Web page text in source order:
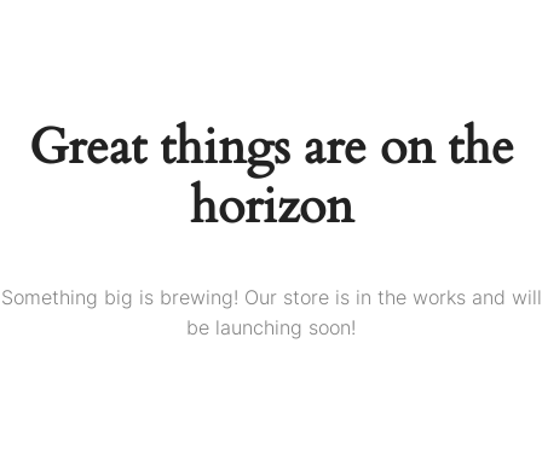
Great things are on the
horizon
Something big is brewing! Our store is in the works and will
be launching soon!